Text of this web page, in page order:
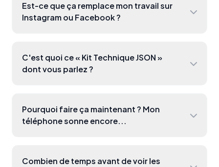
Est-ce que ça remplace mon travail sur
Instagram ou Facebook ?
C'est quoi ce « Kit Technique JSON »
dont vous parlez ?
Pourquoi faire ça maintenant ? Mon
téléphone sonne encore...
Combien de temps avant de voir les